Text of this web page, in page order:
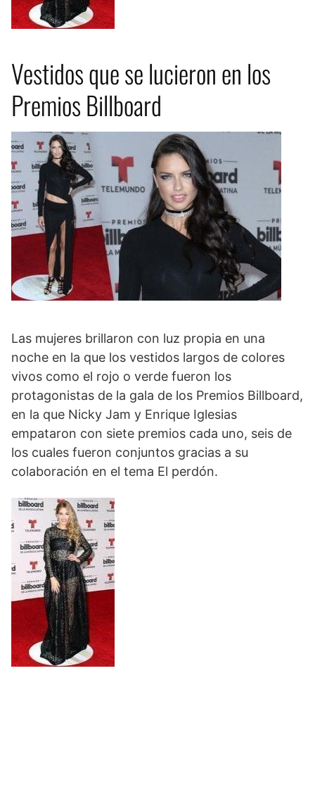
Vestidos que se lucieron en los
Premios Billboard
Las mujeres brillaron con luz propia en una
noche en la que los vestidos largos de colores
vivos como el rojo o verde fueron los
protagonistas de la gala de los Premios Billboard,
en la que Nicky Jam y Enrique Iglesias
empataron con siete premios cada uno, seis de
los cuales fueron conjuntos gracias a su
colaboración en el tema El perdón.